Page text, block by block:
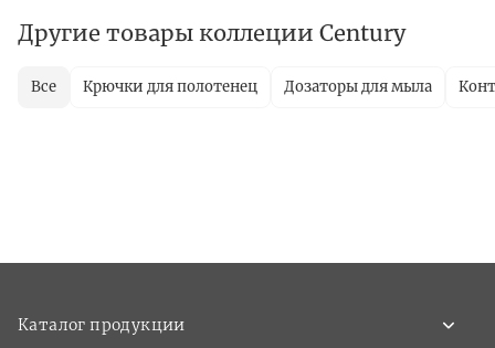
Другие товары коллеции Century
Все Крючки для полотенец Дозаторы для мыла
Каталог продукции